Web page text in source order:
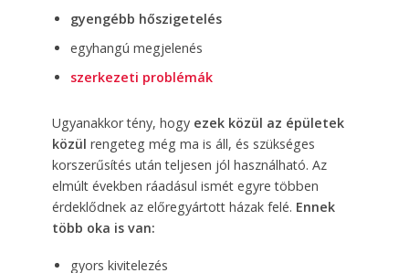
gyengébb hőszigetelés
egyhangú megjelenés
szerkezeti problémák
Ugyanakkor tény, hogy ezek közül az épületek
közül rengeteg még ma is áll, és szükséges
korszerűsítés után teljesen jól használható. Az
elmúlt években ráadásul ismét egyre többen
érdeklődnek az előregyártott házak felé. Ennek
több oka is van:
gyors kivitelezés